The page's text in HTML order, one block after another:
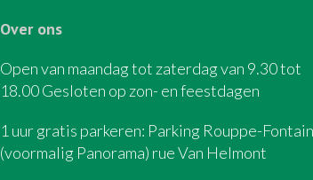
Over ons
Open van maandag tot zaterdag van 9.30 tot
18.00 Gesloten op zon- en feestdagen
1 uur gratis parkeren: Parking Rouppe-
(voormalig Panorama) rue Van Helmont